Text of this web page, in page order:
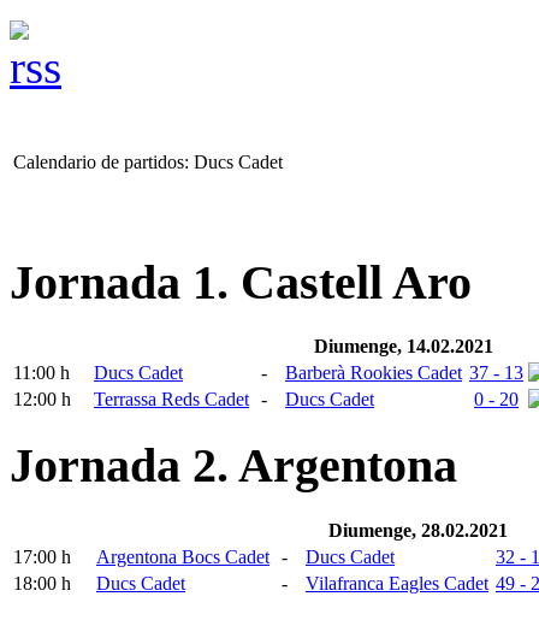
Calendario de partidos: Ducs Cadet
Jornada 1. Castell Aro
Diumenge, 14.02.2021
11:00 h
Ducs Cadet - Barberà Rookies Cadet 37 - 13
12:00 h
Terrassa Reds Cadet - Ducs Cadet 0 - 20
Jornada 2. Argentona
Diumenge, 28.02.2021
17:00 h
Argentona Bocs Cadet - Ducs Cadet
32 -
18:00 h
Ducs Cadet - Vilafranca Eagles Cadet 49 -